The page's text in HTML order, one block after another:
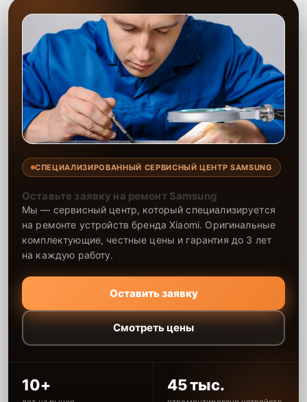
СПЕЦИАЛИЗИРОВАННЫЙ СЕРВИСНЫЙ ЦЕНТР SAMSUNG
Оставьте заявку на ремонт Samsung
Мы — сервисный центр, который специализируется
на ремонте устройств бренда Xiaomi. Оригинальные
комплектующие, честные цены и гарантия до 3 лет
на каждую работу.
Оставить заявку
Смотреть цены
10+ 45 тыс.